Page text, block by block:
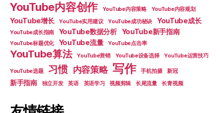
YouTube内容创作 YouTube内容策略 YouTube内容规划
YouTube增长 YouTube实用建议 YouTube成功秘诀 YouTube成长
YouTube成长指南 YouTube数据分析 YouTube新手指南
YouTube标题优化 YouTube流量 YouTube点击率
YouTube算法 YouTube营销 YouTube设备选择 YouTube运营技巧
YouTube选题 习惯 内容策略 写作 手机拍摄 新冠
新手指南 独立开发 英语 英语学习 视频剪辑 长尾流量 长青视频